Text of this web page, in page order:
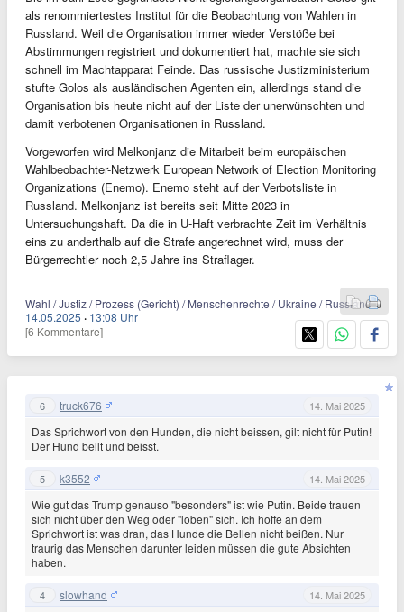
als renommiertestes Institut für die Beobachtung von Wahlen in
Russland. Weil die Organisation immer wieder Verstöße bei
Abstimmungen registriert und dokumentiert hat, machte sie sich
schnell im Machtapparat Feinde. Das russische Justizministerium
stufte Golos als ausländischen Agenten ein, allerdings stand die
Organisation bis heute nicht auf der Liste der unerwünschten und
damit verbotenen Organisationen in Russland.
Vorgeworfen wird Melkonjanz die Mitarbeit beim europäischen
Wahlbeobachter-Netzwerk European Network of Election Monitoring
Organizations (Enemo). Enemo steht auf der Verbotsliste in
Russland. Melkonjanz ist bereits seit Mitte 2023 in
Untersuchungshaft. Da die in U-Haft verbrachte Zeit im Verhältnis
eins zu anderthalb auf die Strafe angerechnet wird, muss der
Bürgerrechtler noch 2,5 Jahre ins Straflager.
Wahl / Justiz / Prozess (Gericht) / Menschenrechte / Ukraine / Russland
14.05.2025 · 13:08 Uhr
[6 Kommentare]
6 truck676 14. Mai 2025
Das Sprichwort von den Hunden, die nicht beissen, gilt nicht für Putin!
Der Hund bellt und beisst.
5 k3552 14. Mai 2025
Wie gut das Trump genauso "besonders" ist wie Putin. Beide trauen
sich nicht über den Weg oder "loben" sich. Ich hoffe an dem
Sprichwort ist was dran, das Hunde die Bellen nicht beißen. Nur
traurig das Menschen darunter leiden müssen die gute Absichten
haben.
4 slowhand 14. Mai 2025